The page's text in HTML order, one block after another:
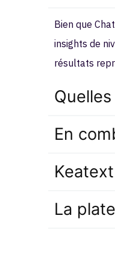
Bien que
insights de
résultats
En
La